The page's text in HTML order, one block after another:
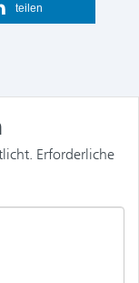
teilen
Erforderliche